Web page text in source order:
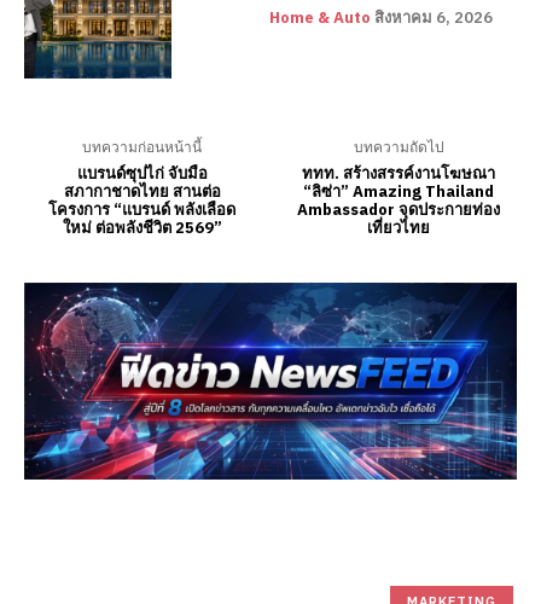
Home & Auto สิงหาคม 6, 2026
บทความก่อนหน้านี้
แบรนด์ซุปไก่ จับมือ
สภากาชาดไทย สานต่อ
โครงการ “แบรนด์ พลังเลือด
ใหม่ ต่อพลังชีวิต 2569”
บทความถัดไป
ททท. สร้างสรรค์งานโฆษณา
“ลิซ่า” Amazing Thailand
Ambassador จุดประกายท่อง
เที่ยวไทย